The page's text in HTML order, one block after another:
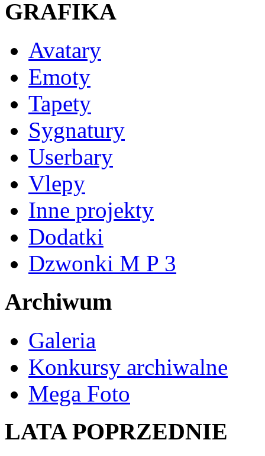
GRAFIKA
Avatary
Emoty
Tapety
Sygnatury
Userbary
Vlepy
Inne projekty
Dodatki
Dzwonki M P 3
Archiwum
Galeria
Konkursy archiwalne
Mega Foto
LATA POPRZEDNIE